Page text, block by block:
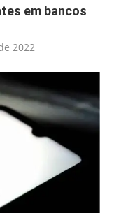
em bancos
2022